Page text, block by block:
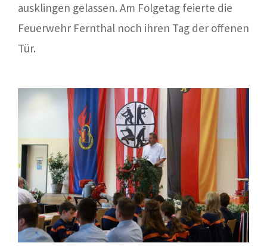
ausklingen gelassen. Am Folgetag feierte die
Feuerwehr Fernthal noch ihren Tag der offenen
Tür.